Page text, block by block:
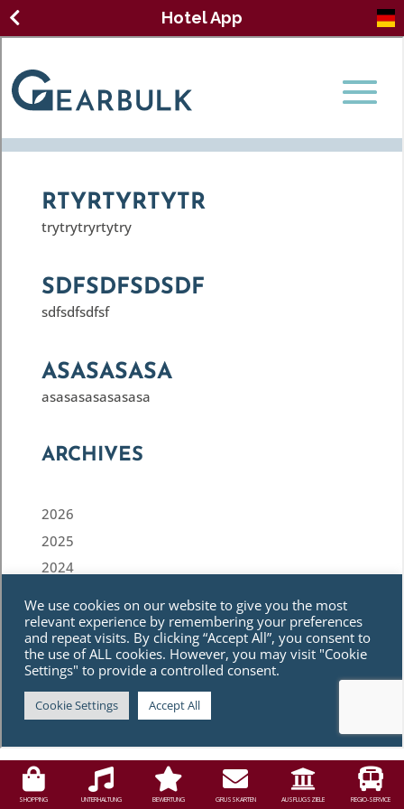
Hotel App
SHOPPING UNTERHALTUNG BEWERTUNG GRUSSKARTEN AUSFLUGSZIELE REGIO-SERVICE